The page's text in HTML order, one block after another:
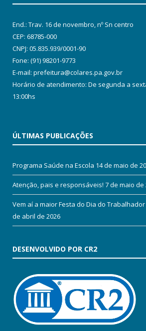
End.: Trav. 16 de novembro, nº Sn centro
CEP: 68785-000
CNPJ: 05.835.939/0001-90
Fone: (91) 98201-9773
E-mail: prefeitura@colares.pa.gov.br
Horário de atendimento: De segunda a
13:00hs
ÚLTIMAS PUBLICAÇÕES
Programa Saúde na Escola 14 de maio de
Atenção, pais e responsáveis! 7 de maio de
Vem aí a maior Festa do Dia do
de abril de 2026
DESENVOLVIDO POR CR2